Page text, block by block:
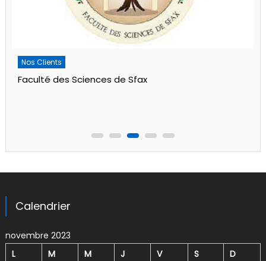
Nos Clients
Faculté des Sciences de Sfax
Calendrier
novembre 2023
L
M M J V S
D